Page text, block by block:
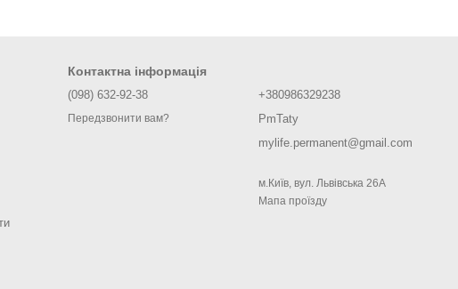
Контактна інформація
(098) 632-92-38
Передзвонити вам?
+380986329238
PmTaty
mylife.permanent@gmail.com
м.Київ, вул. Львівська 26А
Мапа проїзду